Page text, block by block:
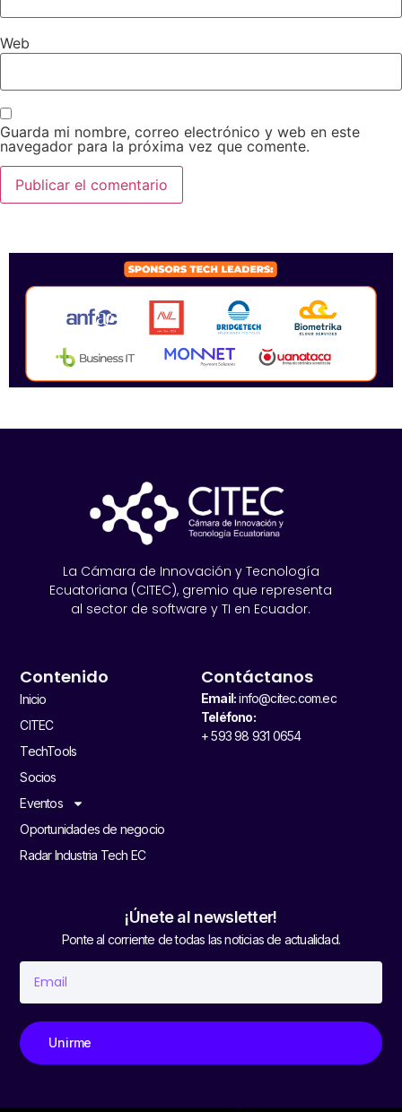
Web
Guarda mi nombre, correo electrónico y web en este
navegador para la próxima vez que comente.
La Cámara de Innovación y Tecnología
Ecuatoriana (CITEC), gremio que representa
al sector de software y TI en Ecuador.
Contenido
Inicio
CITEC
TechTools
Socios
Eventos
Oportunidades de negocio
Radar Industria Tech EC
Contáctanos
Email:info@citec.com.ec
Teléfono:
+ 593 98 931 0654
¡Únete al newsletter!
Ponte al corriente de todas las noticias de actualidad.
Unirme